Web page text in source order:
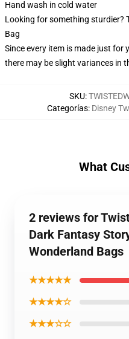
Hand wash in cold water
Looking for something sturdier?
Bag
Since every item is made just
there may be slight variances in
SKU:
Categorías: Disney
What
2 reviews for
Dark Fantasy
Wonderland Bags
★★★★★
★★★★☆
★★★☆☆